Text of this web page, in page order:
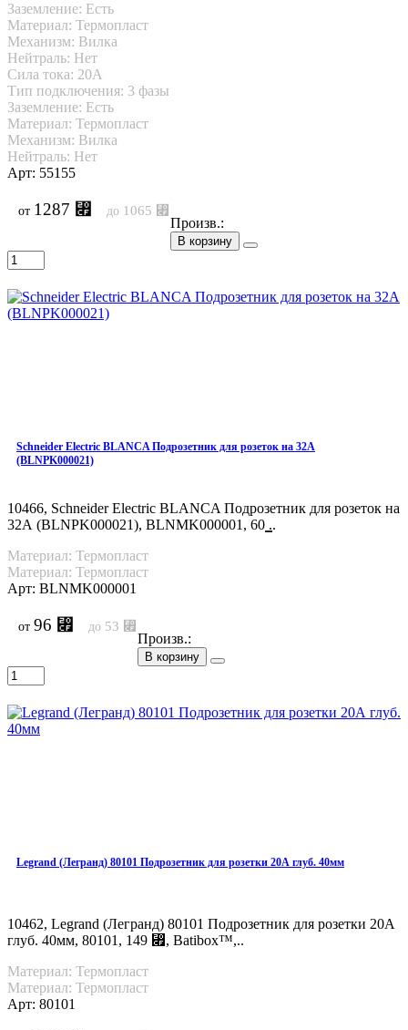
Заземление: Есть
Материал: Термопласт
Механизм: Вилка
Нейтраль: Нет
Сила тока: 20A
Тип подключения: 3 фазы
Заземление: Есть
Материал: Термопласт
Механизм: Вилка
Нейтраль: Нет
Арт: 55155
от 1287 ⃏ до 1065 ⃏
Произв.:
В корзину
Schneider Electric BLANCA Подрозетник для розеток на 32А
(BLNPK000021)
10466, Schneider Electric BLANCA Подрозетник для розеток на
32А (BLNPK000021), BLNMK000001, 60 ͇..
Материал: Термопласт
Материал: Термопласт
Арт: BLNMK000001
от 96 ⃏ до 53 ⃏
Произв.:
В корзину
Legrand (Легранд) 80101 Подрозетник для розетки 20А глуб. 40мм
10462, Legrand (Легранд) 80101 Подрозетник для розетки 20А
глуб. 40мм, 80101, 149 ⃏, Batibox™,..
Материал: Термопласт
Материал: Термопласт
Арт: 80101